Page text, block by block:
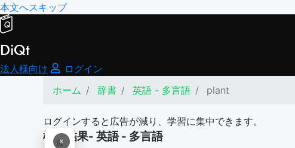
本文へスキップ
DiQt
法人様向け
ログイン
ホーム
辞書 英語 - 多言語 plant
ログインすると広告が減り、学習に集中できます。
×
広
検索結果- 英語 - 多言語